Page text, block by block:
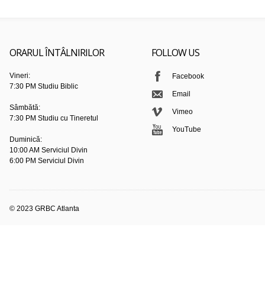
ORARUL ÎNTÂLNIRILOR
Vineri:
7:30 PM Studiu Biblic
Sâmbătă:
7:30 PM Studiu cu Tineretul
Duminică:
10:00 AM Serviciul Divin
6:00 PM Serviciul Divin
FOLLOW US
Facebook
Email
Vimeo
YouTube
© 2023 GRBC Atlanta